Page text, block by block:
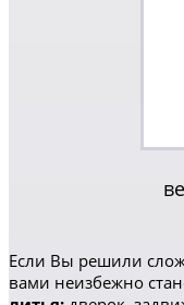
Если Вы решили
вами неизбежно